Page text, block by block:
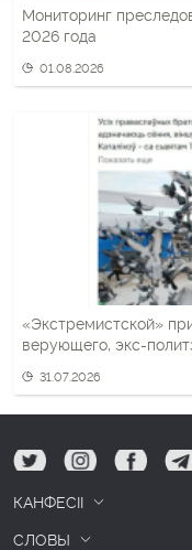
Мониторинг
2026 года
01.08.2026
«Экстремистской»
верующего, экс-
31.07.2026
tw ig fb tg
КАНФЕСІІ
СЛОВЫ